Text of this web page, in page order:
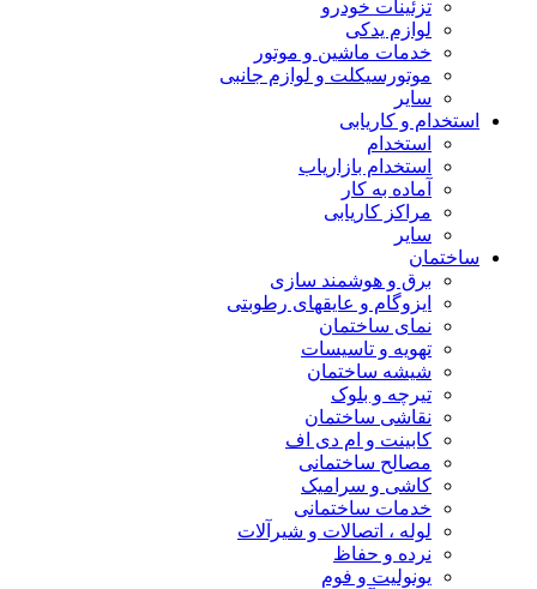
تزئینات خودرو
لوازم یدکی
خدمات ماشین و موتور
موتورسیکلت و لوازم جانبی
سایر
استخدام و کاریابی
استخدام
استخدام بازاریاب
آماده به کار
مراکز کاریابی
سایر
ساختمان
برق و هوشمند سازی
ایزوگام و عایقهای رطوبتی
نمای ساختمان
تهویه و تاسیسات
شیشه ساختمان
تیرچه و بلوک
نقاشی ساختمان
کابینت و ام دی اف
مصالح ساختمانی
کاشی و سرامیک
خدمات ساختمانی
لوله ، اتصالات و شیرآلات
نرده و حفاظ
یونولیت و فوم